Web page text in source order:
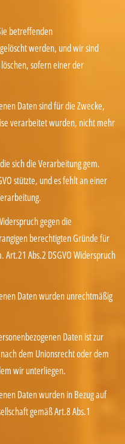
betreffenden
werden, und wir sind
sofern einer der
Daten sind für die Zwecke,
verarbeitet wurden, nicht mehr
sich die Verarbeitung gem.
stützte, und es fehlt an einer
gegen die
berechtigten Gründe für
Abs.2 DSGVO Widerspruch
Daten wurden unrechtmäßig
Daten ist zur
dem Unionsrecht oder dem
wir unterliegen.
Daten wurden in Bezug auf
gemäß Art.8 Abs.1